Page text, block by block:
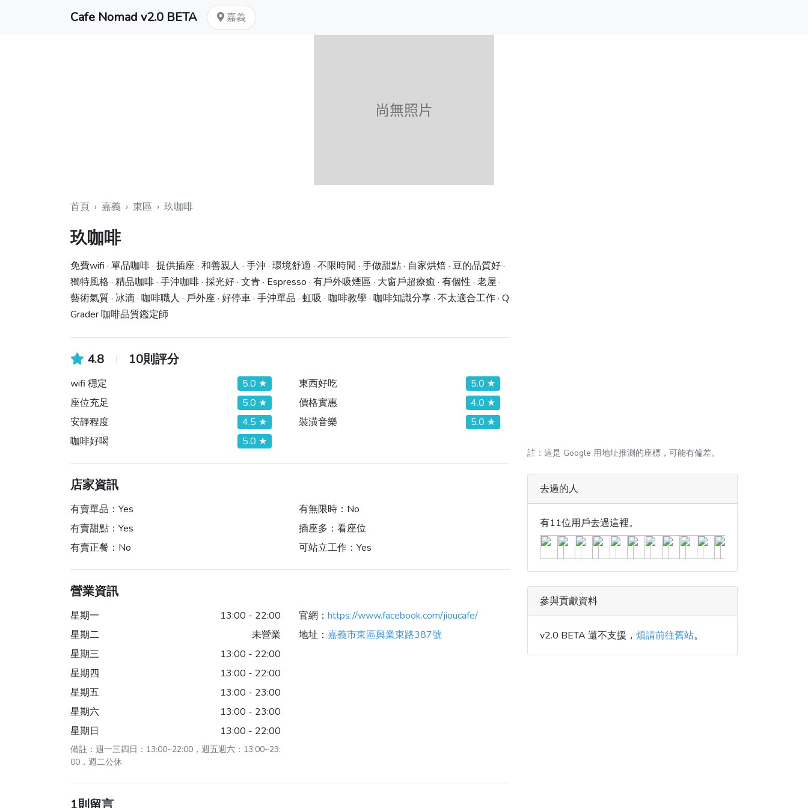
Cafe Nomad v2.0 BETA 嘉義
首頁 › 嘉義 › 東區 › 玖咖啡
玖咖啡
免費wifi · 單品咖啡 · 提供插座 · 和善親人 · 手沖 · 環境舒適 · 不限時間 · 手做甜點 · 自家烘焙 · 豆的品質好 ·
獨特風格 · 精品咖啡 · 手沖咖啡 · 採光好 · 文青 · Espresso · 有戶外吸煙區 · 大窗戶超療癒 · 有個性 · 老屋 ·
藝術氣質 · 冰滴 · 咖啡職人 · 戶外座 · 好停車 · 手沖單品 · 虹吸 · 咖啡教學 · 咖啡知識分享 · 不太適合工作 · Q
Grader 咖啡品質鑑定師
4.8 10則評分
wifi 穩定
5.0 ★
座位充足
5.0 ★
安靜程度
4.5 ★
咖啡好喝
5.0 ★
東西好吃
5.0 ★
價格實惠
4.0 ★
裝潢音樂
5.0 ★
店家資訊
有賣單品： Yes
有賣甜點： Yes
有賣正餐： No
有無限時： No
插座多： 看座位
可站立工作： Yes
營業資訊
星期一
13:00 - 22:00
星期二
未營業
星期三
13:00 - 22:00
星期四
13:00 - 22:00
星期五
13:00 - 23:00
星期六
13:00 - 23:00
星期日
13:00 - 22:00
備註：週一三四日：13:00~22:00，週五週六：13:00~23:
00，週二公休
官網： https://www.facebook.com/jioucafe/
地址： 嘉義市東區興業東路387號
1則留言
註：這是 Google 用地址推測的座標，可能有偏差。
去過的人
有11位用戶去過這裡。
參與貢獻資料
v2.0 BETA 還不支援， 煩請前往舊站。